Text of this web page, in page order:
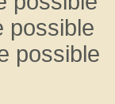
possible
possible